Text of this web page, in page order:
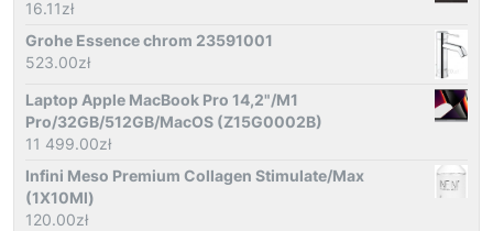
16.11zł
Grohe Essence chrom 23591001
523.00zł
Laptop Apple MacBook Pro 14,2"/M1
Pro/32GB/512GB/MacOS (Z15G0002B)
11 499.00zł
Infini Meso Premium Collagen Stimulate/Max
(1X10Ml)
120.00zł